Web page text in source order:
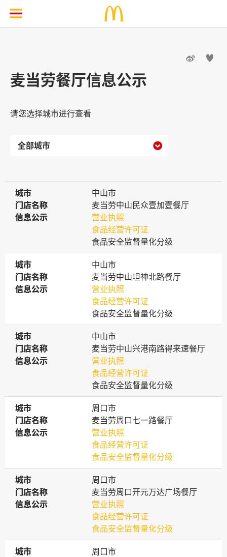
 
麦当劳餐厅信息公示
请您选择城市进行查看

城市
城市
中山市
门店名称
门店名称
麦当劳中山民众壹加壹餐厅
信息公示
信息公示
营业执照
食品经营许可证
食品安全监督量化分级
城市
城市
中山市
门店名称
门店名称
麦当劳中山坦神北路餐厅
信息公示
信息公示
营业执照
食品经营许可证
食品安全监督量化分级
城市
城市
中山市
门店名称
门店名称
麦当劳中山兴港南路得来速餐厅
信息公示
信息公示
营业执照
食品经营许可证
食品安全监督量化分级
城市
城市
周口市
门店名称
门店名称
麦当劳周口七一路餐厅
信息公示
信息公示
营业执照
食品经营许可证
食品安全监督量化分级
城市
城市
周口市
门店名称
门店名称
麦当劳周口开元万达广场餐厅
信息公示
信息公示
营业执照
食品经营许可证
食品安全监督量化分级
城市
城市
周口市